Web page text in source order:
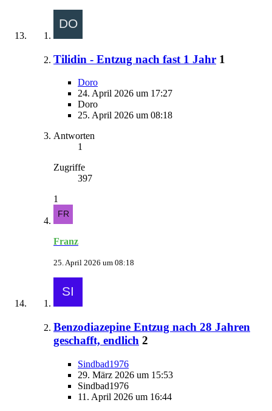
Tilidin - Entzug nach fast 1 Jahr 1
Doro
24. April 2026 um 17:27
Doro
25. April 2026 um 08:18
Antworten
1
Zugriffe
397
1
Franz
25. April 2026 um 08:18
Benzodiazepine Entzug nach 28 Jahren
geschafft, endlich 2
Sindbad1976
29. März 2026 um 15:53
Sindbad1976
11. April 2026 um 16:44